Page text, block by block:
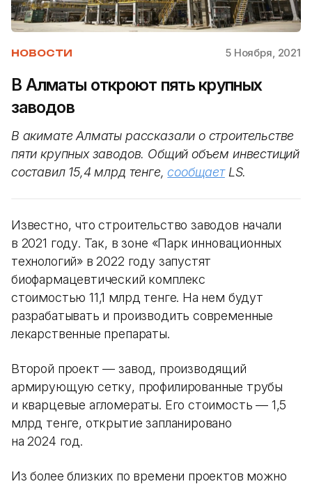
НОВОСТИ 5 Ноября, 2021
В Алматы откроют пять крупных
заводов
В акимате Алматы рассказали о строительстве
пяти крупных заводов. Общий объем инвестиций
составил 15,4 млрд тенге,сообщаетLS.
Известно, что строительство заводов начали
в 2021 году. Так, в зоне «Парк инновационных
технологий» в 2022 году запустят
биофармацевтический комплекс
стоимостью 11,1 млрд тенге. На нем будут
разрабатывать и производить современные
лекарственные препараты.
Второй проект — завод, производящий
армирующую сетку, профилированные трубы
и кварцевые агломераты. Его стоимость — 1,5
млрд тенге, открытие запланировано
на 2024 год.
Из более близких по времени проектов можно